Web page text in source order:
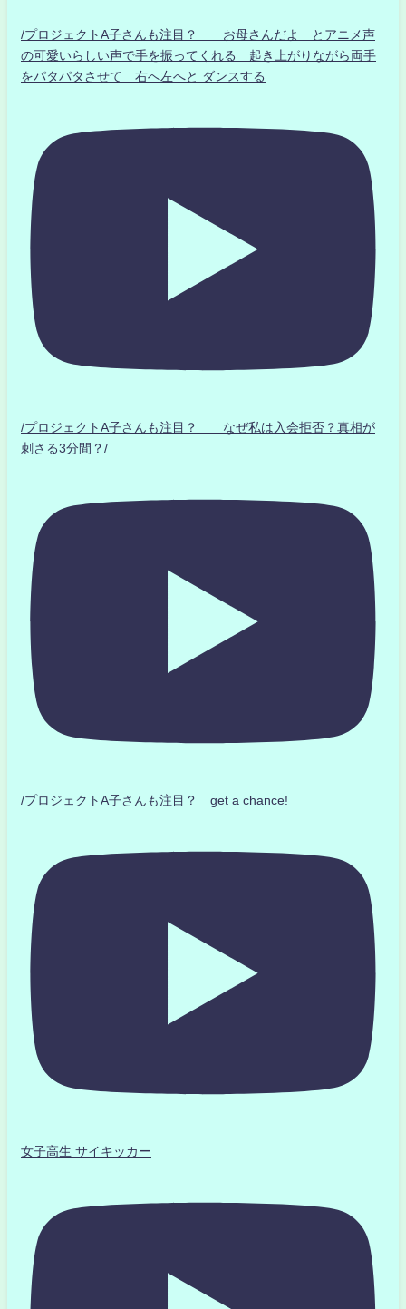
/プロジェクトA子さんも注目？ お母さんだよ とアニメ声
の可愛いらしい声で手を振ってくれる 起き上がりながら両手
をパタパタさせて 右へ左へと ダンスする
/プロジェクトA子さんも注目？ なぜ私は入会拒否？真相が
刺さる3分間？/
/プロジェクトA子さんも注目？ get a chance!
女子高生 サイキッカー